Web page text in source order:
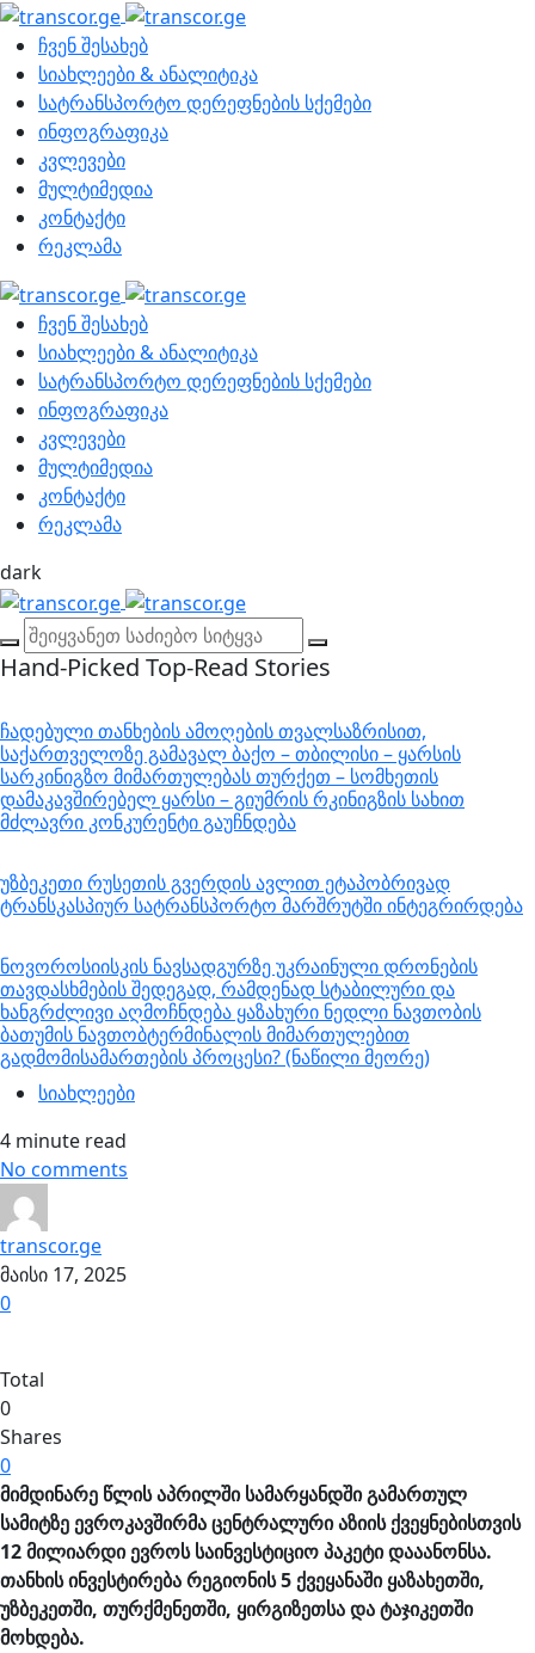
ჩვენ შესახებ
სიახლეები & ანალიტიკა
სატრანსპორტო დერეფნების სქემები
ინფოგრაფიკა
კვლევები
მულტიმედია
კონტაქტი
რეკლამა
ჩვენ შესახებ
სიახლეები & ანალიტიკა
სატრანსპორტო დერეფნების სქემები
ინფოგრაფიკა
კვლევები
მულტიმედია
კონტაქტი
რეკლამა
dark
Hand-Picked Top-Read Stories
ჩადებული თანხების ამოღების თვალსაზრისით,
საქართველოზე გამავალ ბაქო – თბილისი – ყარსის
სარკინიგზო მიმართულებას თურქეთ – სომხეთის
დამაკავშირებელ ყარსი – გიუმრის რკინიგზის სახით
მძლავრი კონკურენტი გაუჩნდება
უზბეკეთი რუსეთის გვერდის ავლით ეტაპობრივად
ტრანსკასპიურ სატრანსპორტო მარშრუტში ინტეგრირდება
ნოვოროსიისკის ნავსადგურზე უკრაინული დრონების
თავდასხმების შედეგად, რამდენად სტაბილური და
ხანგრძლივი აღმოჩნდება ყაზახური ნედლი ნავთობის
ბათუმის ნავთობტერმინალის მიმართულებით
გადმომისამართების პროცესი? (ნაწილი მეორე)
სიახლეები
4 minute read
No comments
transcor.ge
მაისი 17, 2025
0
Total
0
Shares
0
მიმდინარე წლისაპრილში სამარყანდშიგამართულ
სამიტზეევროკავშირმაცენტრალურიაზიისქვეყნებისთვის
12მილიარდიევროს საინვესტიციოპაკეტიდააანონსა.
თანხისინვესტირებარეგიონის5ქვეყანაშიყაზახეთში,
უზბეკეთში, თურქმენეთში, ყირგიზეთსადატაჯიკეთში
მოხდება.